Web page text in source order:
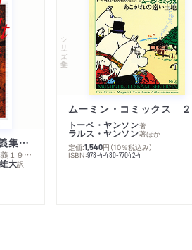
ミシェル・フーコー講義集成１０ 主体性と真理
─コレージュ・ド・フランス講義１９８０－１９８１年度
大訳
シリーズ・全集
トーベ・ヤンソン著
ラルス・ヤンソン著ほか
定価:1,540円 （10％税込み）
ISBN:978-4-480-77042-4